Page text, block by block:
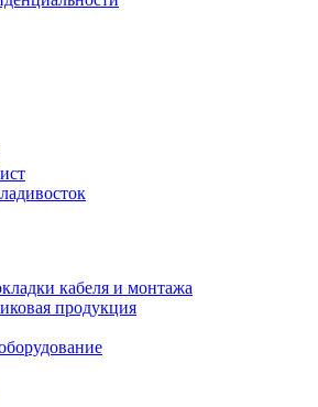
кабеля и монтажа
продукция